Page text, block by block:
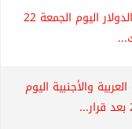
خسر 58 قرشًا.. سعر الدولار اليوم الجمعة 22
والأجنبية اليوم